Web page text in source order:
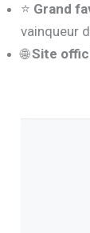
⭐ Grand
vainqueur
🌐Site